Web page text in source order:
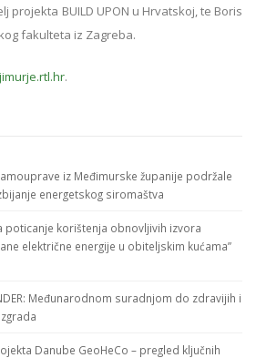
projekta BUILD UPON u Hrvatskoj, te Boris
fakulteta iz Zagreba.
.
iz Međimurske županije podržale
energetskog siromaštva
poticanje korištenja obnovljivih izvora
električne energije u obiteljskim kućama”
Međunarodnom suradnjom do zdravijih i
Danube GeoHeCo – pregled ključnih